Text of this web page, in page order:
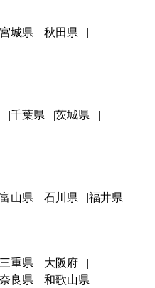
宮城県
秋田県
千葉県
茨城県
富山県 石川県 福井県
三重県
大阪府
奈良県 和歌山県